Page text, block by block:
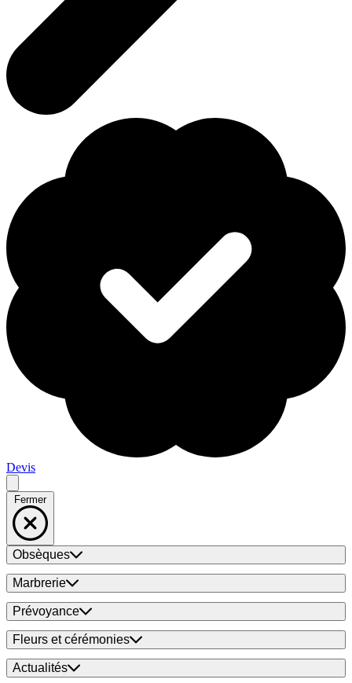
Devis
Fermer
Obsèques
Marbrerie
Prévoyance
Fleurs et cérémonies
Actualités